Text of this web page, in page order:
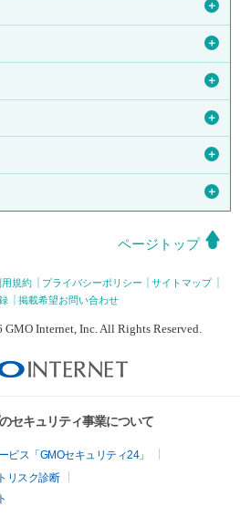
＋
＋
＋
＋
＋
＋
ページトップ
用規約 プライバシーポリシー
サイトマップ
掲載希望お問い合わせ
Internet, Inc. All Rights Reserved.
セキュリティ事業について
ス「GMOセキュリティ24」
リスク診断